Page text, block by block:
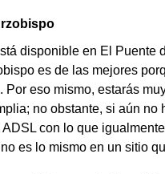
disponible en El
es de las mejores
eso mismo, estarás
no obstante, si aún
con lo que
es lo mismo en un sitio